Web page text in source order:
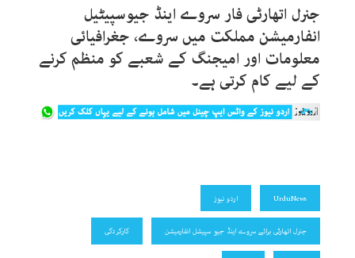
جنرل اتھارٹی فار سروے اینڈ جیوسپیٹیل
انفارمیشن مملکت میں سروے، جغرافیائی
معلومات اور امیجنگ کے شعبے کو منظم کرنے
کے لیے کام کرتی ہے۔
UrduNews اردو نیوز
جنرل اتھارٹی برائے سروے اینڈ جیو سپیشل انفارمیشن کارکردگی